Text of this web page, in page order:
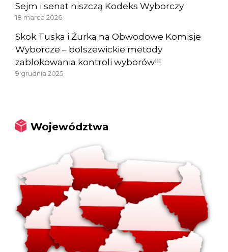
Sejm i senat niszczą Kodeks Wyborczy
18 marca 2026
Skok Tuska i Żurka na Obwodowe Komisje
Wyborcze – bolszewickie metody
zablokowania kontroli wyborów!!!
9 grudnia 2025
Województwa